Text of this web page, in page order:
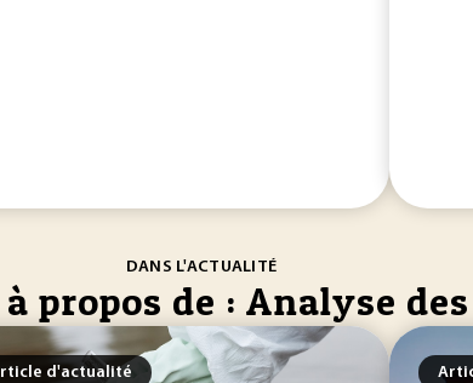
DANS L'ACTUALITÉ
propos de : Analyse
d'actualité